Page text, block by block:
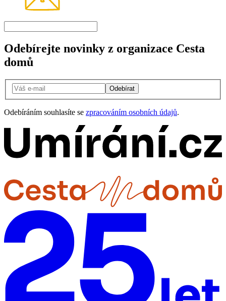
Odebírejte novinky z organizace Cesta
domů
Odebírat
Odebíráním souhlasíte se zpracováním osobních údajů.